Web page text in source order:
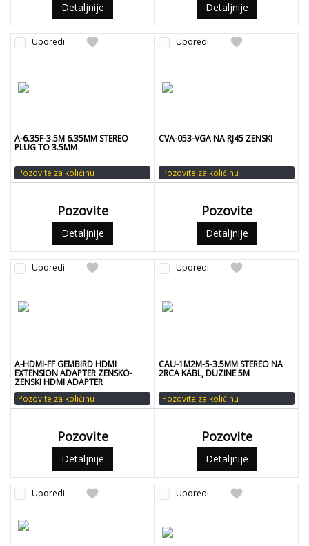
Detaljnije Detaljnije
favorite
Uporedi
A-6.35F-3.5M 6.35MM STEREO
PLUG TO 3.5MM
Pozovite za količinu
Pozovite
Detaljnije
favorite
Uporedi
CVA-053-VGA NA RJ45 ZENSKI
Pozovite za količinu
Pozovite
Detaljnije
favorite
Uporedi
A-HDMI-FF GEMBIRD HDMI
EXTENSION ADAPTER ZENSKO-
ZENSKI HDMI ADAPTER
Pozovite za količinu
Pozovite
Detaljnije
favorite
Uporedi
CAU-1M2M-5-3.5MM STEREO NA
2RCA KABL, DUZINE 5M
Pozovite za količinu
Pozovite
Detaljnije
favorite
Uporedi favorite
Uporedi